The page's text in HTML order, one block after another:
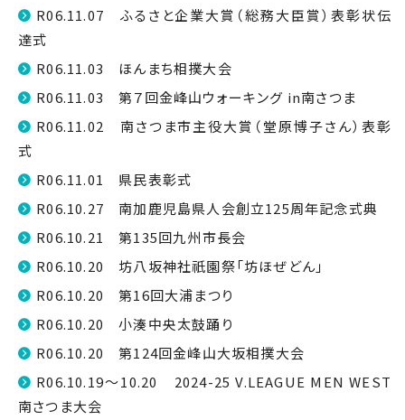
R06.11.07 ふるさと企業大賞（総務大臣賞）表彰状伝
達式
R06.11.03 ほんまち相撲大会
R06.11.03 第７回金峰山ウォーキング in南さつま
R06.11.02 南さつま市主役大賞（堂原博子さん）表彰
式
R06.11.01 県民表彰式
R06.10.27 南加鹿児島県人会創立125周年記念式典
R06.10.21 第135回九州市長会
R06.10.20 坊八坂神社祇園祭「坊ほぜどん」
R06.10.20 第16回大浦まつり
R06.10.20 小湊中央太鼓踊り
R06.10.20 第124回金峰山大坂相撲大会
R06.10.19～10.20 2024-25 V.LEAGUE MEN WEST
南さつま大会